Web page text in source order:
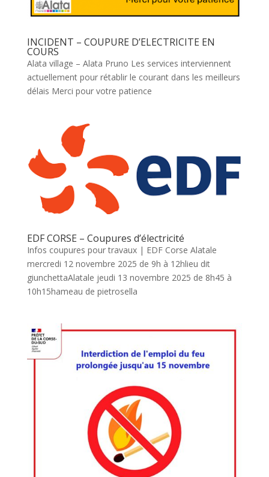
INCIDENT – COUPURE D’ELECTRICITE EN
COURS
Alata village – Alata Pruno Les services interviennent
actuellement pour rétablir le courant dans les meilleurs
délais Merci pour votre patience
EDF CORSE – Coupures d’électricité
Infos coupures pour travaux | EDF Corse Alatale
mercredi 12 novembre 2025 de 9h à 12hlieu dit
giunchettaAlatale jeudi 13 novembre 2025 de 8h45 à
10h15hameau de pietrosella